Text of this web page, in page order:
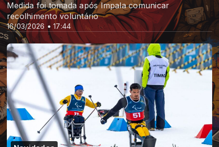
16/03/2026 • 17:44
Medida foi tomada após Impala comunicar
recolhimento voluntário